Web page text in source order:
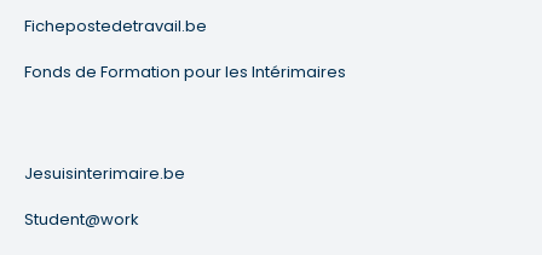
Fichepostedetravail.be
Fonds de Formation pour les Intérimaires
Jesuisinterimaire.be
Student@work